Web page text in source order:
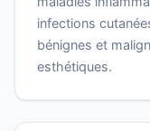
infections
bénignes et
esthétiques.